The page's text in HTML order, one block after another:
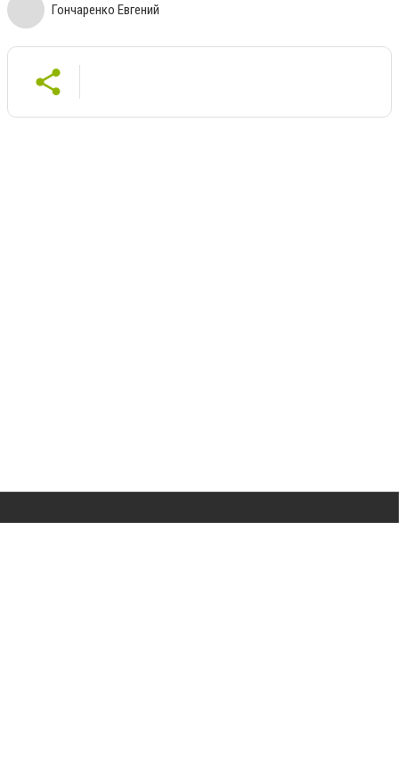
Гончаренко Евгений